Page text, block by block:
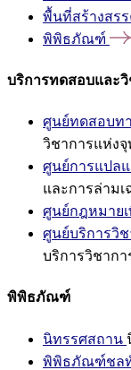
พื้นที่สร้างสร
พิพิธภัณฑ์
บริการทดสอบและ
ศูนย์ทดสอบท
วิชาการแห่งจุ
ศูนย์การแปล
และการล่ามเ
ศูนย์กฎหมาย
ศูนย์บริการวิ
บริการวิชาก
พิพิธภัณฑ์
นิทรรศสถาน
พิพิธภัณฑ์ชล